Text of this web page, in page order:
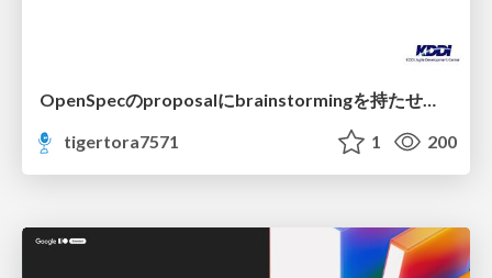
OpenSpecのproposalにbrainstormingを持たせてみた
tigertora7571
1 200